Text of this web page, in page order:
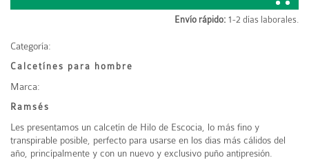
Envío rápido: 1-2 días laborales.
Categoría:
Calcetínes para hombre
Marca:
Ramsés
Les presentamos un calcetín de Hilo de Escocia, lo más fino y
transpirable posible, perfecto para usarse en los dias más cálidos del
año, princípalmente y con un nuevo y exclusivo puño antipresión.